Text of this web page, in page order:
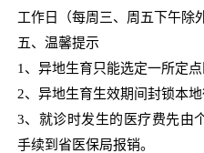
工作日（每周三、周五下午除
五、温馨提示
1 、异地生育只能选定一所定点
2、异地生育生效期间封锁本地
3、就诊时发生的医疗费先由
手续到省医保局报销。